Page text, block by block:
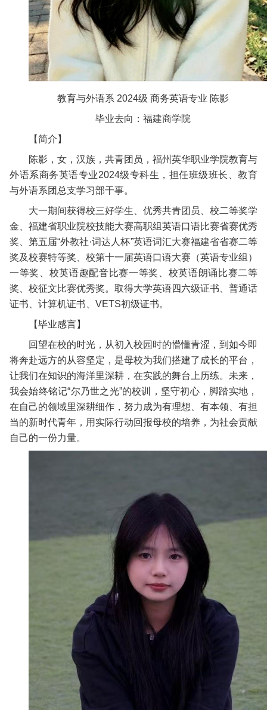
教育与外语系 2024级 商务英语专业 陈影
毕业去向：福建商学院
【简介】
陈影，女，汉族，共青团员，福州英华职业学院教育与
外语系商务英语专业2024级专科生，担任班级班长、教育
与外语系团总支学习部干事。
大一期间获得校三好学生、优秀共青团员、校二等奖学
金、福建省职业院校技能大赛高职组英语口语比赛省赛优秀
奖、第五届“外教社·词达人杯”英语词汇大赛福建省省赛二等
奖及校赛特等奖、校第十一届英语口语大赛（英语专业组）
一等奖、校英语趣配音比赛一等奖、校英语朗诵比赛二等
奖、校征文比赛优秀奖。取得大学英语四六级证书、普通话
证书、计算机证书、VETS初级证书。
【毕业感言】
回望在校的时光，从初入校园时的懵懂青涩，到如今即
将奔赴远方的从容坚定，是母校为我们搭建了成长的平台，
让我们在知识的海洋里深耕，在实践的舞台上历练。未来，
我会始终铭记“尔乃世之光”的校训，坚守初心，脚踏实地，
在自己的领域里深耕细作，努力成为有理想、有本领、有担
当的新时代青年，用实际行动回报母校的培养，为社会贡献
自己的一份力量。